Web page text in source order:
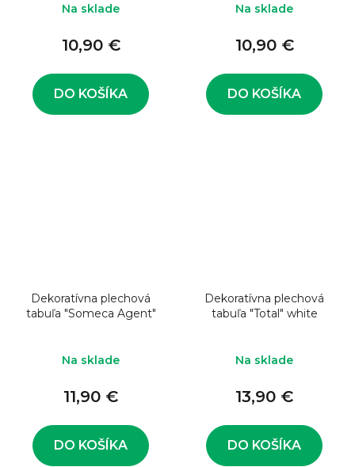
Na sklade
10,90 €
DO KOŠÍKA
Na sklade
10,90 €
DO KOŠÍKA
Dekoratívna plechová
tabuľa "Someca Agent"
Na sklade
11,90 €
DO KOŠÍKA
Dekoratívna plechová
tabuľa "Total" white
Na sklade
13,90 €
DO KOŠÍKA